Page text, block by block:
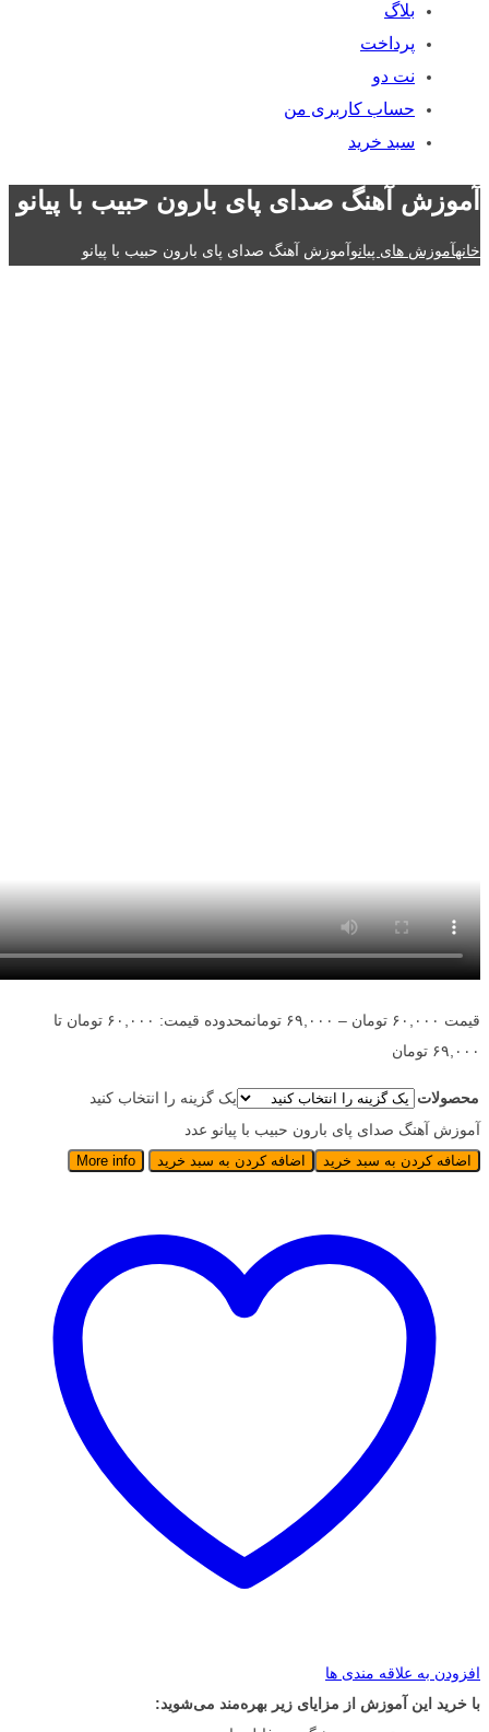
بلاگ
پرداخت
نت دو
حساب کاربری من
سبد خرید
آموزش آهنگ صدای پای بارون حبیب با پیانو
خانهآموزش های پیانوآموزش آهنگ صدای پای بارون حبیب با پیانو
قیمت ۶۰,۰۰۰ تومان – ۶۹,۰۰۰ تومان
محدوده قیمت: ۶۰,۰۰۰ تومان تا
۶۹,۰۰۰ تومان
محصولات
یک گزینه را انتخاب کنید
آموزش آهنگ صدای پای بارون حبیب با پیانو عدد
اضافه کردن به سبد خرید اضافه کردن به سبد خرید More info
افزودن به علاقه مندی ها
با خرید این آموزش از مزایای زیر بهره‌مند می‌شوید: